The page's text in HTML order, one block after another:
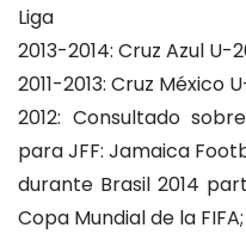
Liga
2013-2014: Cruz Azul U-
2011-2013: Cruz México
2012: Consultado
para JFF: Jamaica
durante Brasil 2014
Copa Mundial de la